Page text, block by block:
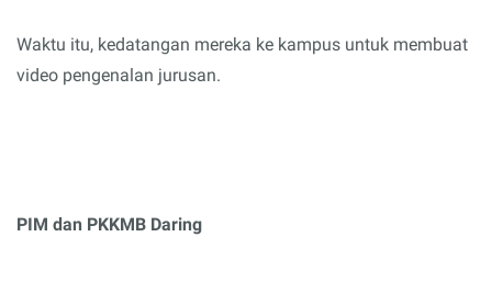
Waktu itu, kedatangan mereka ke kampus untuk membuat
video pengenalan jurusan.
PIM dan PKKMB Daring